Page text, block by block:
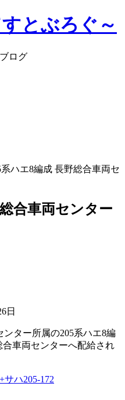
とぶろぐ～
ログ
系ハエ8編成 長野総合車両セ
合車両センター
日
ンター所属の205系ハエ8編
合車両センターへ配給され